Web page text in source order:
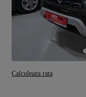
Calculeaza rata